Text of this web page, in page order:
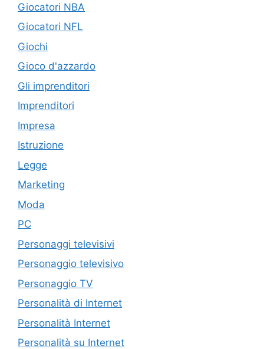
Giocatori NBA
Giocatori NFL
Giochi
Gioco d'azzardo
Gli imprenditori
Imprenditori
Impresa
Istruzione
Legge
Marketing
Moda
PC
Personaggi televisivi
Personaggio televisivo
Personaggio TV
Personalità di Internet
Personalità Internet
Personalità su Internet